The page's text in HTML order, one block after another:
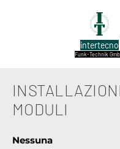
intertecno
Funk-Technik
MODULI
Nessuna